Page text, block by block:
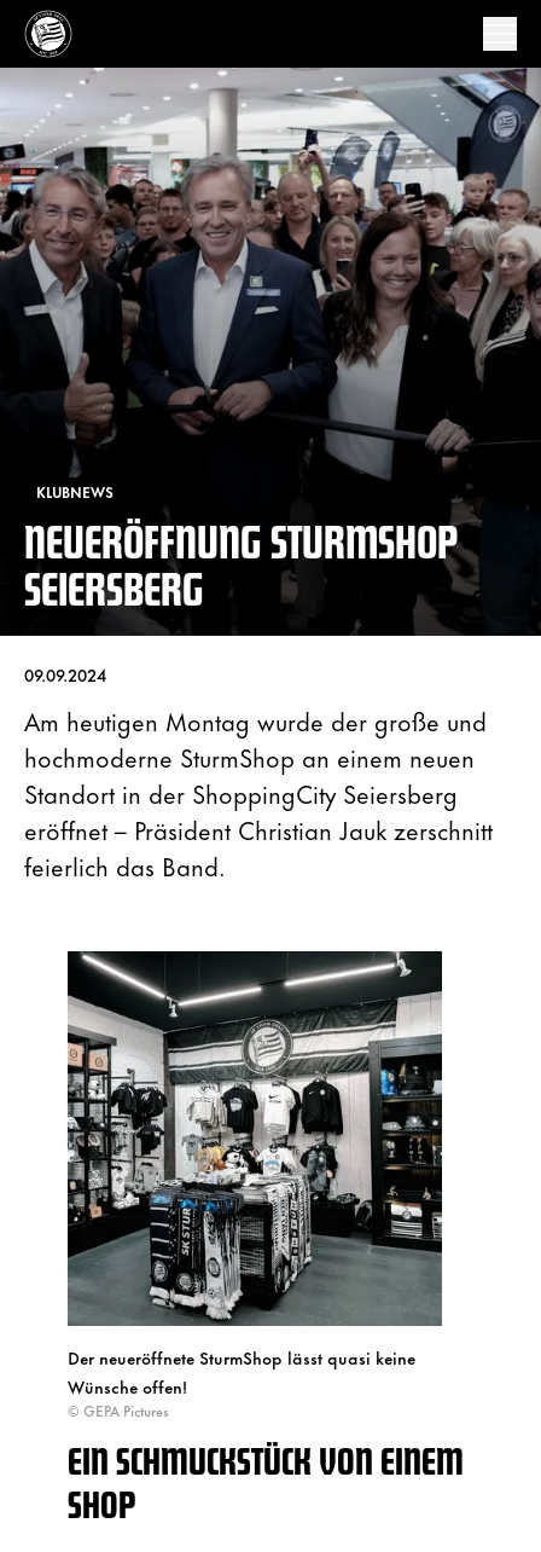
KLUBNEWS
NEUERÖFFNUNG STURMSHOP
SEIERSBERG
09.09.2024
Am heutigen Montag wurde der große und
hochmoderne SturmShop an einem neuen
Standort in der ShoppingCity Seiersberg
eröffnet – Präsident Christian Jauk zerschnitt
feierlich das Band.
Der neueröffnete SturmShop lässt quasi keine
Wünsche offen!
© GEPA Pictures
EIN SCHMUCKSTÜCK VON EINEM
SHOP